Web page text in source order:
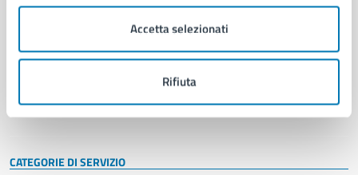
Accetta selezionati
Rifiuta
Uffici
Politici
Intranet, posta aziendale e protocollo
CATEGORIE DI SERVIZIO